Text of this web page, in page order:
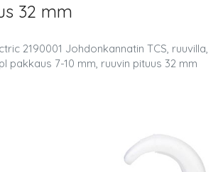
32 mm
2190001 Johdonkannatin TCS, ruuvilla,
pakkaus 7-10 mm, ruuvin pituus 32 mm